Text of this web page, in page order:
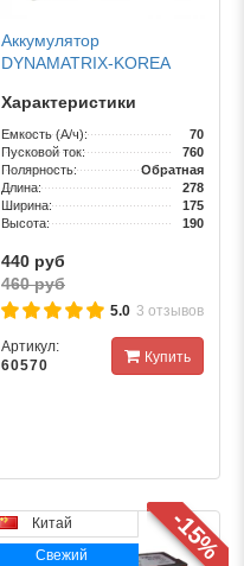
Аккумулятор
DYNAMATRIX-KOREA
760А
Характеристики
Емкость (А/ч):
70
Пусковой ток:
760
Полярность:
Обратная
Длина:
278
Ширина:
175
Высота:
190
440 руб
460 руб
5.0 3 отзывов
Артикул:
60570
Купить
Китай
Свежий
-15%